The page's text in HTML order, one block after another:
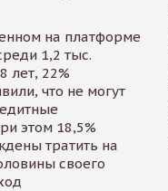
на платформе
1,2 тыс.
лет, 22%
что не могут
этом 18,5%
тратить на
своего